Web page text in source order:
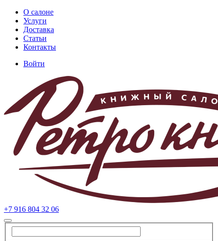
Перейти
основному
содержанию
Основная
навигация
О салоне
Услуги
Доставка
Статьи
Контакты
учётной
записи
пользователя
Войти
+7 916 804 32 06